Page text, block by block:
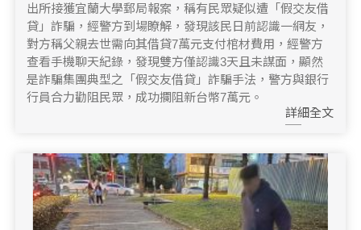
出所接獲宜蘭大學郵局報案，稱有民眾疑似遭「假交友借
貸」詐騙，經警方到場瞭解，發現該民日前認識一網友，
對方稱父親去世需向其借貸7萬元支付棺材費用，經警方
查看手機聊天紀錄，發現雙方僅認識3天且未謀面，顯然
是詐騙集團典型之「假交友借貸」詐騙手法，警方與銀行
行員合力勸阻民眾，成功攔阻新台幣7萬元。
詳細全文